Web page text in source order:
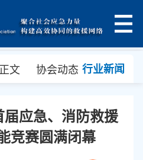
正文 协会动态 行业新闻
应急、消防救援
竞赛圆满闭幕